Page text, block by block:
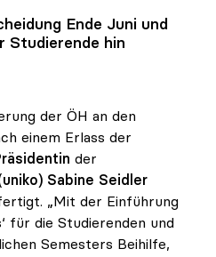
Ende Juni und
hin
der ÖH an den
einem Erlass der
der
Sabine Seidler
„Mit der Einführung
für die Studierenden und
Semesters Beihilfe,